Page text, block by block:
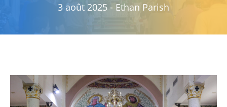
3 août 2025 - Ethan Parish